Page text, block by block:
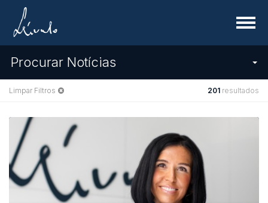
Menu
Procurar Notícias
Limpar Filtros 201 resultados